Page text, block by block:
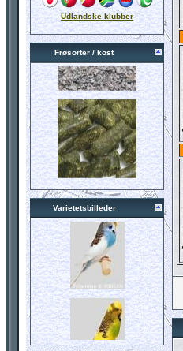
Udlandske klubber
Frøsorter / kost
Varietetsbilleder